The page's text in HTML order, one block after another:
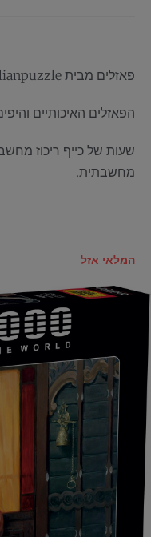
פאזלים מבית anatolianpuzzle .
הפאזלים האיכותיים
שעות של כייף ריכוז
מחשבתית.
המלאי אזל